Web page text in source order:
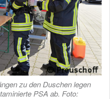
zu den Duschen legen
PSA ab. Foto: